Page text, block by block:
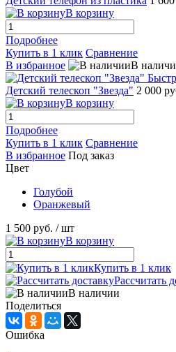
В корзину
Подробнее
Купить в 1 клик Сравнение
В избранное
В
Детский телескоп "Звезда" 2 000
В корзину
Подробнее
Купить в 1 клик Сравнение
В избранное Под заказ
Цвет
Голубой
Оранжевый
1 500 руб. / шт
В корзину
Купить в 1 клик
Рассчитать
В наличии
Поделиться
Ошибка